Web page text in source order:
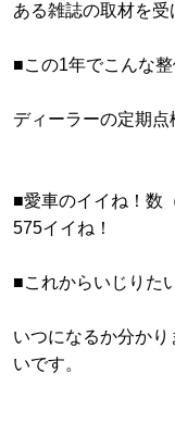
ある雑誌の取材を
■この1年でこんな整
ディーラーの定期点
■愛車のイイね！数
575イイね！
■これからいじりた
いつになるか分か
いです。